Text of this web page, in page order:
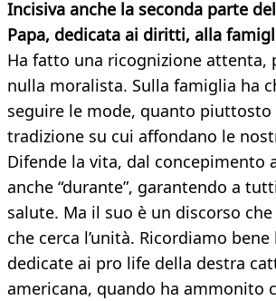
Incisiva anche la seconda parte
Papa, dedicata ai diritti, alla
Ha fatto una ricognizione attenta,
nulla moralista. Sulla famiglia ha
seguire le mode, quanto piuttosto
tradizione su cui affondano le
Difende la vita, dal concepimento
anche “durante”, garantendo a
salute. Ma il suo è un discorso
che cerca l’unità. Ricordiamo
dedicate ai pro life della destra
americana, quando ha ammonito